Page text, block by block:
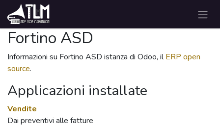
Passa al contenuto
Fortino ASD
Informazioni su Fortino ASD istanza di Odoo, ilERP open
source.
Applicazioni installate
Vendite
Dai preventivi alle fatture